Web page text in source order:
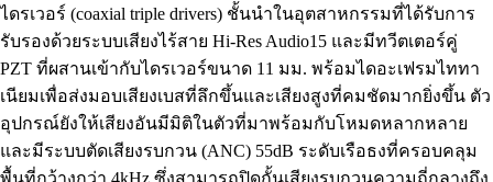
ไดรเวอร์ (coaxial triple drivers) ชั้นนำในอุตสาหกรรมที่ได้รับการ
รับรองด้วยระบบเสียงไร้สาย Hi-Res Audio15 และมีทวีตเตอร์คู่
PZT ที่ผสานเข้ากับไดรเวอร์ขนาด 11 มม. พร้อมไดอะเฟรมไททา
เนียมเพื่อส่งมอบเสียงเบสที่ลึกขึ้นและเสียงสูงที่คมชัดมากยิ่งขึ้น ตัว
อุปกรณ์ยังให้เสียงอันมีมิติในตัวที่มาพร้อมกับโหมดหลากหลาย
และมีระบบตัดเสียงรบกวน (ANC) 55dB ระดับเรือธงที่ครอบคลุม
พื้นที่กว้างกว่า 4kHz ซึ่งสามารถปิดกั้นเสียงรบกวนความถี่กลางถึง